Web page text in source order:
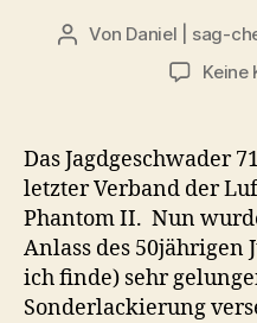
Beitragsautor
Von Daniel | sag-
Keine
Das Jagdgeschwader
letzter Verband der
Phantom II. Nun
Anlass des
ich finde) sehr
Sonderlackierung